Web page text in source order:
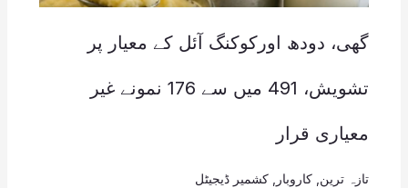
گھی، دودھ اورکوکنگ آئل کے معیار پر
تشویش، 491 میں سے 176 نمونے غیر
معیاری قرار
تازہ ترین کاروبار کشمیر ڈیجیٹل